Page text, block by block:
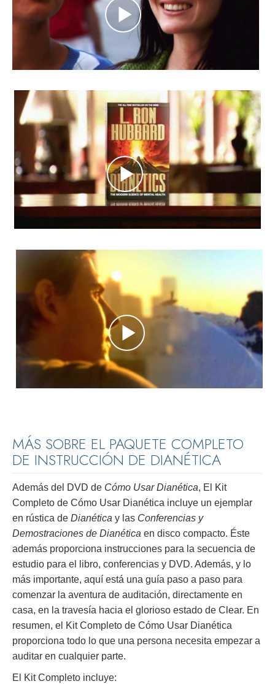
MÁS SOBRE EL PAQUETE COMPLETO
DE INSTRUCCIÓN DE DIANÉTICA
Además del DVD de Cómo Usar Dianética, El Kit
Completo de Cómo Usar Dianética incluye un ejemplar
en rústica de Dianética y las Conferencias y
Demostraciones de Dianética en disco compacto. Éste
además proporciona instrucciones para la secuencia de
estudio para el libro, conferencias y DVD. Además, y lo
más importante, aquí está una guía paso a paso para
comenzar la aventura de auditación, directamente en
casa, en la travesía hacia el glorioso estado de Clear. En
resumen, el Kit Completo de Cómo Usar Dianética
proporciona todo lo que una persona necesita empezar a
auditar en cualquier parte.
El Kit Completo incluye: